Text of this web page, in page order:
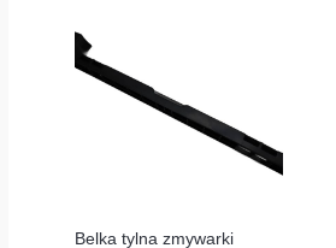
Belka tylna zmywarki